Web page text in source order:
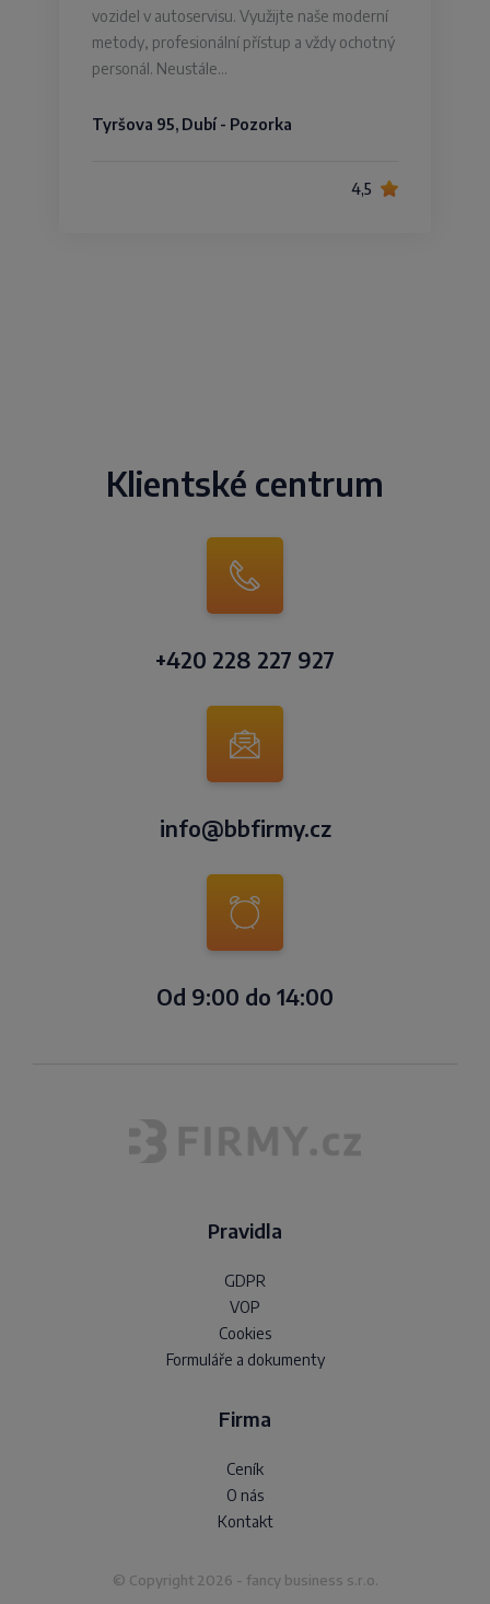
vozidel v autoservisu. Využijte naše moderní
metody, profesionální přístup a vždy ochotný
personál. Neustále…
Tyršova 95, Dubí - Pozorka
4,5
Klientské centrum
+420 228 227 927
info@bbfirmy.cz
Od 9:00 do 14:00
Pravidla
GDPR
VOP
Cookies
Formuláře a dokumenty
Firma
Ceník
O nás
Kontakt
© Copyright 2026 - fancy business s.r.o.